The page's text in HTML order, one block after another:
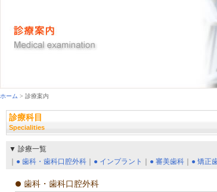
ホーム > 診療案内
診療科目
Specialities
▼ 診療一覧
● 歯科・歯科口腔外科 ● インプラント ● 審美歯科 ● 矯正
歯科・歯科口腔外科